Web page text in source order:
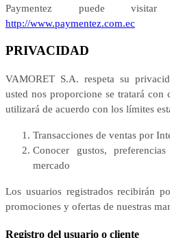
Paymentez puede
http://www.paymentez.com.ec
PRIVACIDAD
VAMORET S.A. respeta su
usted nos proporcione se tratará con
utilizará de acuerdo con los límites
Transacciones de ventas por
Conocer gustos,
mercado
Los usuarios registrados recibirán
promociones y ofertas de nuestras
Registro del usuario o cliente